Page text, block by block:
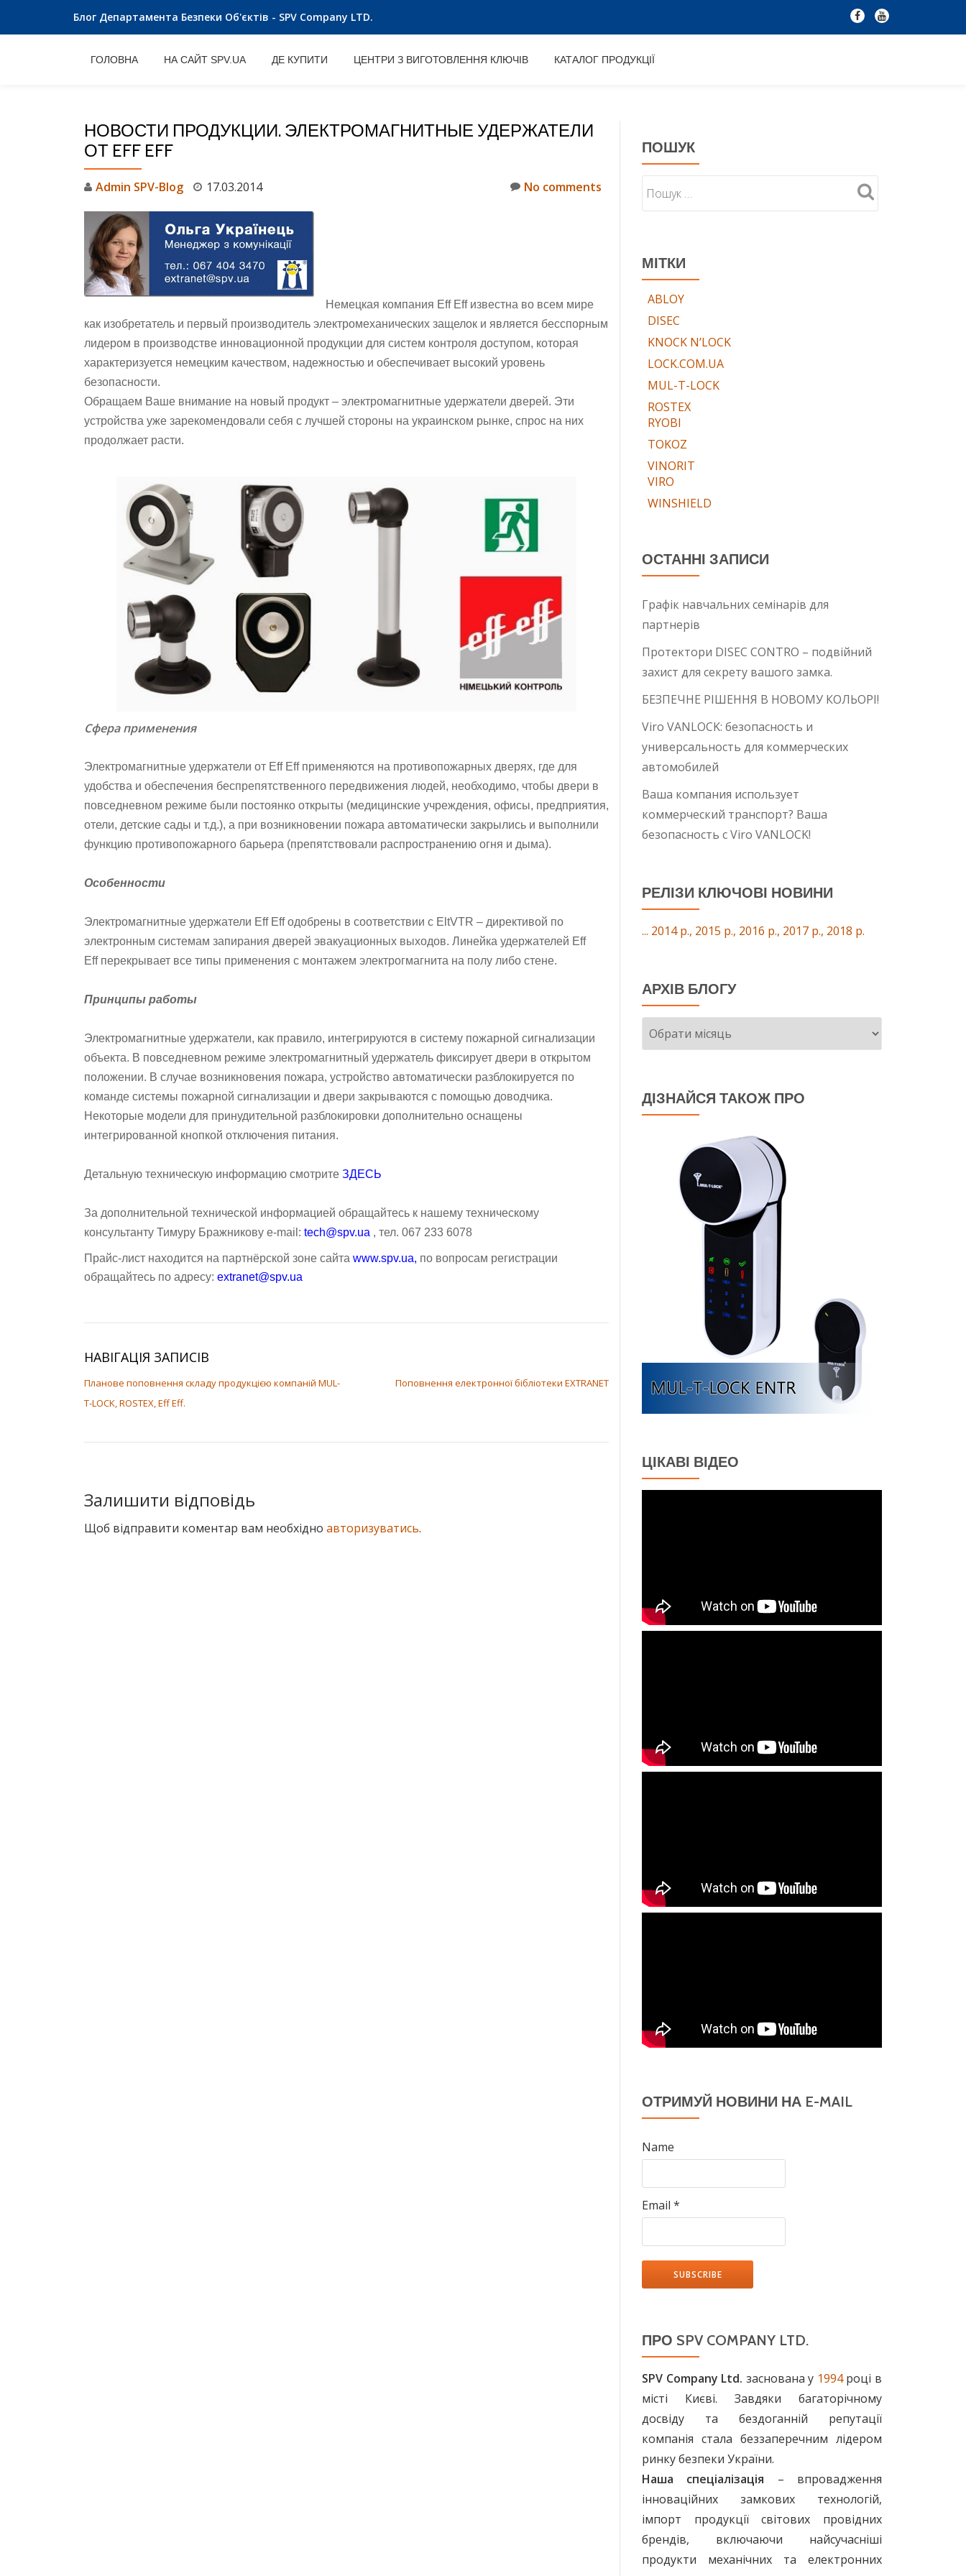
Skip
Блог Департамента Безпеки Об'єктів - SPV Company LTD.
fa-
facebook
fa-
youtube
ГОЛОВНА НА САЙТ SPV.UA ДЕ КУПИТИ ЦЕНТРИ З ВИГОТОВЛЕННЯ КЛЮЧІВ КАТАЛОГ ПРОДУКЦІЇ
НОВОСТИ ПРОДУКЦИИ. ЭЛЕКТРОМАГНИТНЫЕ УДЕРЖАТЕЛИ
ОТ EFF EFF
Admin SPV-Blog 17.03.2014 No comments
Немецкая компания Eff Effизвестна во всем мире
как изобретатель и первый производитель электромеханических защелок и является бесспорным
лидером в производстве инновационной продукции для систем контроля доступом, которая
характеризуется немецким качеством, надежностью и обеспечивает высокий уровень
безопасности.
Обращаем Ваше внимание на новый продукт – электромагнитные удержатели дверей. Эти
устройства уже зарекомендовали себя с лучшей стороны на украинском рынке, спрос на них
продолжает расти.
Сфера применения
Электромагнитные удержатели от Eff Effприменяются на противопожарных дверях, где для
удобства и обеспечения беспрепятственного передвижения людей, необходимо, чтобы двери в
повседневном режиме были постоянко открыты (медицинские учреждения, офисы, предприятия,
отели, детские сады и т.д.), а при возникновении пожара автоматически закрылись и выполнили
функцию противопожарного барьера (препятствовали распространению огня и дыма).
Особенности
Электромагнитные удержатели Eff Effодобрены в соответствии с EltVTR – директивой по
электронным системам запирания дверей эвакуационных выходов. Линейка удержателей Eff
Effперекрывает все типы применения с монтажем электрогмагнита на полу либо стене.
Принципы работы
Электромагнитные удержатели, как правило, интегрируются в систему пожарной сигнализации
объекта. В повседневном режиме электромагнитный удержатель фиксирует двери в открытом
положении. В случае возникновения пожара, устройство автоматически разблокируется по
команде системы пожарной сигнализации и двери закрываются с помощью доводчика.
Некоторые модели для принудительной разблокировки дополнительно оснащены
интегрированной кнопкой отключения питания.
Детальную техническую информацию смотрите ЗДЕСЬ
За дополнительной технической информацией обращайтесь к нашему техническому
консультанту Тимуру Бражникову e-mail: tech@spv.ua , тел. 067 233 6078
Прайс-лист находится на партнёрской зоне сайта www.spv.ua, по вопросам регистрации
обращайтесь по адресу: extranet@spv.ua
НАВІГАЦІЯ ЗАПИСІВ
Планове поповнення складу продукцією компаній MUL-
T-LOCK, ROSTEX, Eff Eff.
Поповнення електронної бібліотеки EXTRANET
Залишити відповідь
Щоб відправити коментар вам необхідно авторизуватись.
ПОШУК
МІТКИ
ABLOY
DISEC
KNOCK N’LOCK
LOCK.COM.UA
MUL-T-LOCK
ROSTEX
RYOBI
TOKOZ
VINORIT
VIRO
WINSHIELD
ОСТАННІ ЗАПИСИ
Графік навчальних семінарів для
партнерів
Протектори DISEC CONTRO – подвійний
захист для секрету вашого замка.
БЕЗПЕЧНЕ РІШЕННЯ В НОВОМУ КОЛЬОРІ!
Viro VANLOCK: безопасность и
универсальность для коммерческих
автомобилей
Ваша компания использует
коммерческий транспорт? Ваша
безопасность с Viro VANLOCK!
РЕЛІЗИ КЛЮЧОВІ НОВИНИ
... 2014 р., 2015 р., 2016 р., 2017 р., 2018 р.
АРХІВ БЛОГУ
Архів
блогу
ДІЗНАЙСЯ ТАКОЖ ПРО
ЦІКАВІ ВІДЕО
ОТРИМУЙ НОВИНИ НА E-MAIL
Name
Email *
ПРО SPV COMPANY LTD.
SPV Company Ltd. заснована у 1994році в
місті Києві. Завдяки багаторічному
досвіду та бездоганній репутації
компанія стала беззаперечним лідером
ринку безпеки України.
Наша спеціалізація – впровадження
інноваційних замкових технологій,
імпорт продукції світових провідних
брендів, включаючи найсучасніші
продукти механічних та електронних